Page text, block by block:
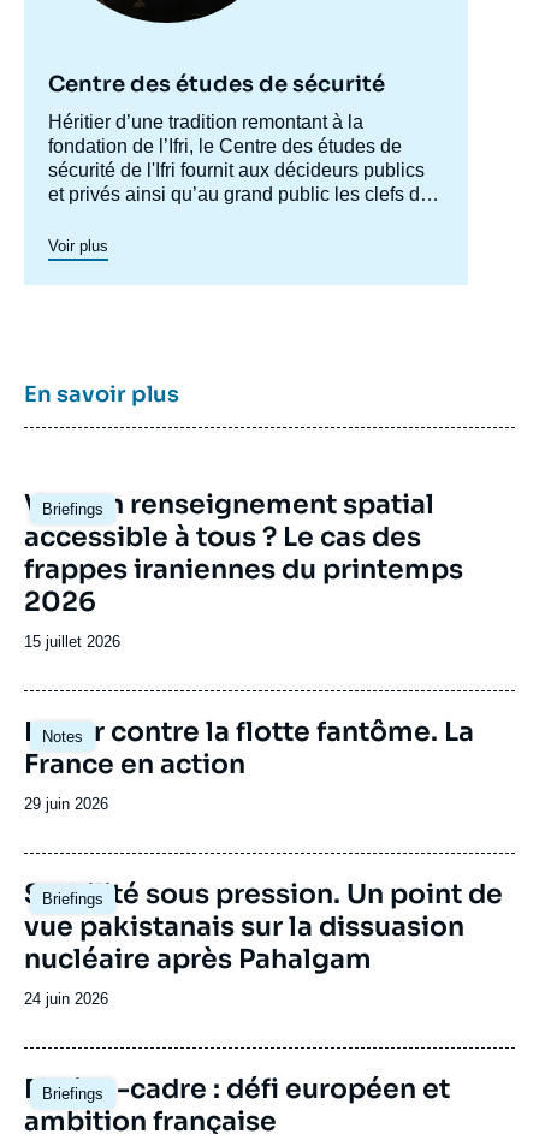
Centre des études de sécurité
Accroche
centre
Héritier d’une tradition remontant à la
fondation de l’Ifri, le Centre des études de
sécurité de l'Ifri fournit aux décideurs publics
et privés ainsi qu’au grand public les clefs de
modes de conflictualité contemporains et à
venir. Par son positionnement à la jointure du
politique et de l’opérationnel, la crédibilité de
dans le paysage français des
pôle unique de recherche et d’influence sur le
débat de défense national et international.
Voir plus
En savoir plus
Briefings
Image
principale
Vers un renseignement spatial
accessible à tous ? Le cas des
frappes iraniennes du printemps
2026
Date
publication
15 juillet 2026
Notes
Image
principale
Lutter contre la flotte fantôme. La
France en action
Date
publication
29 juin 2026
Briefings
Image
principale
Stabilité sous pression. Un point de
vue pakistanais sur la dissuasion
nucléaire après Pahalgam
Date
publication
24 juin 2026
Briefings
Image
principale
Nation-cadre : défi européen et
ambition française